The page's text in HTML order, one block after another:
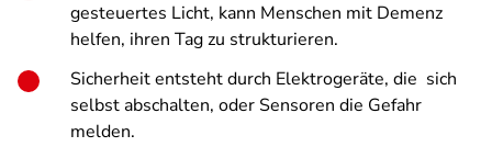
gesteuertes Licht, kann Menschen mit Demenz
helfen, ihren Tag zu strukturieren.
Sicherheit entsteht durch Elektrogeräte, die sich
selbst abschalten, oder Sensoren die Gefahr
melden.